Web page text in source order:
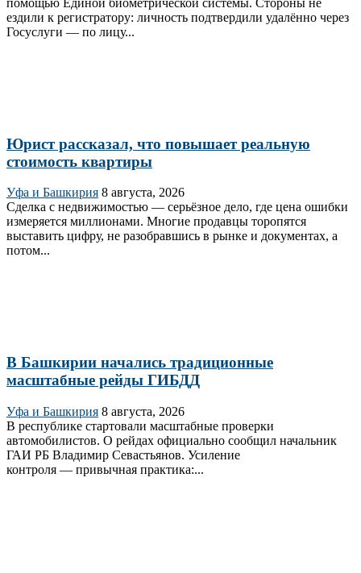
помощью Единой биометрической системы. Стороны не
ездили к регистратору: личность подтвердили удалённо через
Госуслуги — по лицу...
Юрист рассказал, что повышает реальную
стоимость квартиры
Уфа и Башкирия 8 августа, 2026
Сделка с недвижимостью — серьёзное дело, где цена ошибки
измеряется миллионами. Многие продавцы торопятся
выставить цифру, не разобравшись в рынке и документах, а
потом...
В Башкирии начались традиционные
масштабные рейды ГИБДД
Уфа и Башкирия 8 августа, 2026
В республике стартовали масштабные проверки
автомобилистов. О рейдах официально сообщил начальник
ГАИ РБ Владимир Севастьянов. Усиление
контроля — привычная практика:...